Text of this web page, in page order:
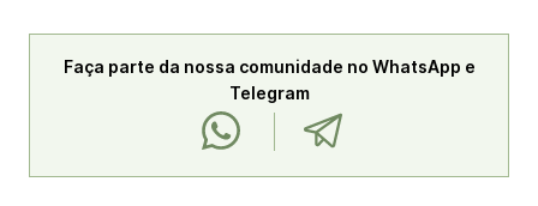
Faça parte da nossa comunidade no WhatsApp e
Telegram